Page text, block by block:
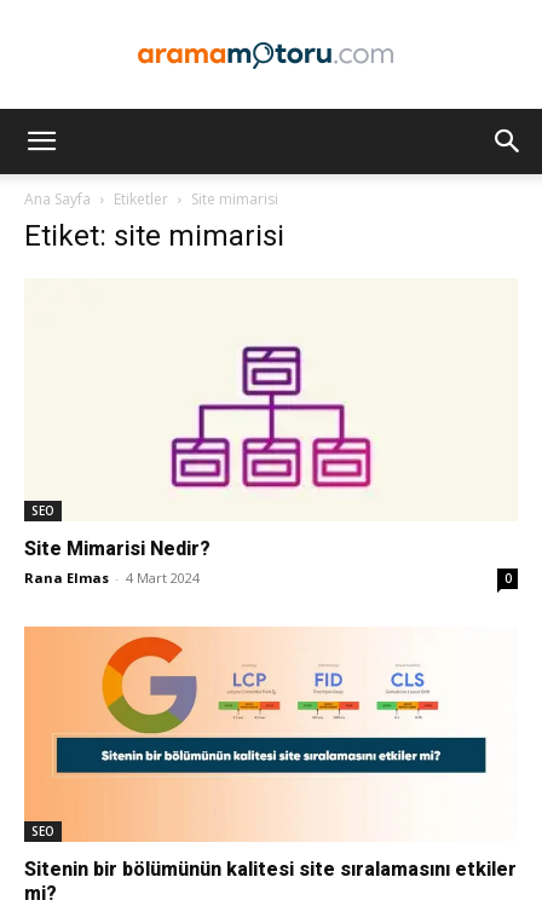
Optimizasyonu
ve
–
Ana Sayfa Etiketler Site mimarisi
Etiket: site mimarisi
SEO
Site Mimarisi Nedir?
Rana Elmas - 4 Mart 2024 0
SEO
Sitenin bir bölümünün kalitesi site sıralamasını etkiler
mi?